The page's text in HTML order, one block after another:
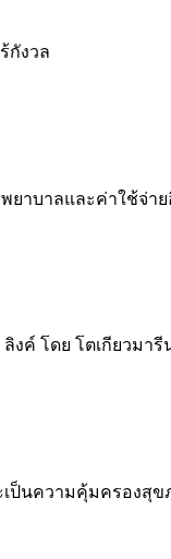
กังวล
าบาลและค่าใช้จ่า
งค์ โดย โตเกียวมา
นความคุ้มครองสุ